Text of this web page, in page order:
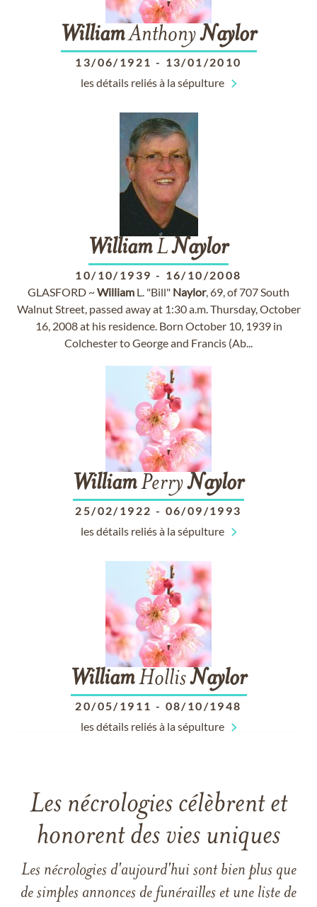
WilliamAnthonyNaylor
13/06/1921 - 13/01/2010
les détails reliés à la sépulture
WilliamLNaylor
10/10/1939 - 16/10/2008
GLASFORD ~William L. "Bill" Naylor, 69, of 707 South
Walnut Street, passed away at 1:30 a.m. Thursday, October
16, 2008 at his residence. Born October 10, 1939 in
Colchester to George and Francis (Ab...
WilliamPerryNaylor
25/02/1922 - 06/09/1993
les détails reliés à la sépulture
WilliamHollisNaylor
20/05/1911 - 08/10/1948
les détails reliés à la sépulture
Les nécrologies célèbrent et
honorent des vies uniques
Les nécrologies d'aujourd'hui sont bien plus que
de simples annonces de funérailles et une liste de